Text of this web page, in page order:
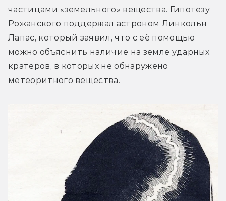
частицами «земельного» вещества. Гипотезу
Рожанского поддержал астроном Линкольн
Лапас, который заявил, что с её помощью
можно объяснить наличие на земле ударных
кратеров, в которых не обнаружено
метеоритного вещества.